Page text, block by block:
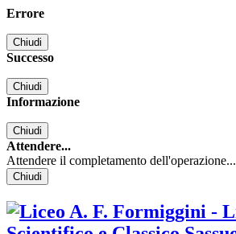
Errore
Chiudi
Successo
Chiudi
Informazione
Chiudi
Attendere...
Attendere il completamento dell'operazione...
Chiudi